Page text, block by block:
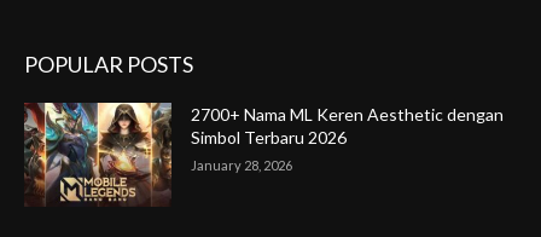
POPULAR POSTS
2700+ Nama ML Keren Aesthetic dengan
Simbol Terbaru 2026
January 28, 2026